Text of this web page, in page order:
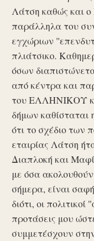
Λάτση καθώς και ο
παράλληλα του
εγχώριων
πλιάτσικο.
όσων
από κέντρα και
του ΕΛΛΗΝΙΚΟΥ
δήμων καθίσταται
ότι το σχέδιο των
εταιρίας Λάτση
Διαπλοκή και
με όσα
σήμερα, είναι
διότι, οι
προτάσεις μου
συμμετέσχουν